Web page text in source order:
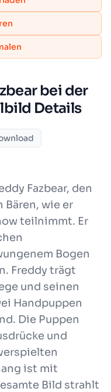
bei der
Details
Fazbear, den
wie er
teilnimmt. Er
Bogen
Freddy trägt
und seinen
Handpuppen
Die Puppen
und
ist mit
Bild strahlt